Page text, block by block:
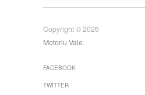
Copyright © 2026
Motorlu Vale.
FACEBOOK
TWITTER